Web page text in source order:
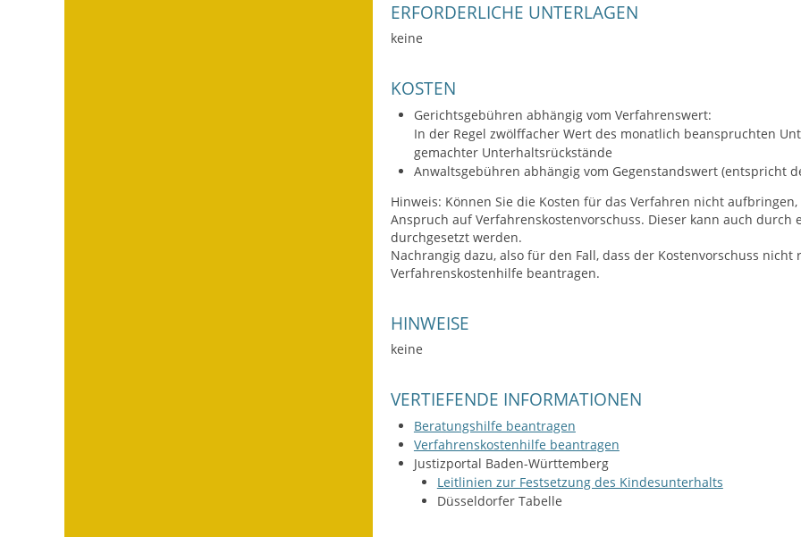
ERFORDERLICHE UNTERLAGEN
keine
KOSTEN
Gerichtsgebühren abhängig vom Verfahrenswert:
In der Regel zwölffacher Wert des monatlich beanspruchten
gemachter Unterhaltsrückstände
Anwaltsgebühren abhängig vom Gegenstandswert (entspricht
Hinweis: Können Sie die Kosten für das Verfahren nicht
Anspruch auf Verfahrenskostenvorschuss. Dieser kann auch
durchgesetzt werden.
Nachrangig dazu, also für den Fall, dass der Kostenvorschuss
Verfahrenskostenhilfe beantragen.
HINWEISE
keine
VERTIEFENDE INFORMATIONEN
Beratungshilfe beantragen
Verfahrenskostenhilfe beantragen
Justizportal Baden-Württemberg
Leitlinien zur Festsetzung des Kindesunterhalts
Düsseldorfer Tabelle